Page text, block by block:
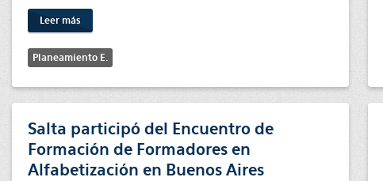
Leer más
Planeamiento E.
Salta participó del Encuentro de
Formación de Formadores en
Alfabetización en Buenos Aires